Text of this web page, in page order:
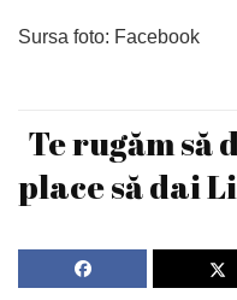
Sursa foto: Facebook
Te rugăm
place să dai